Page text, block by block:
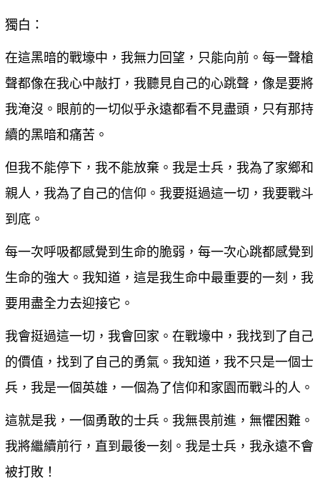
獨白：
在這黑暗的戰壕中，我無力回望，只能向前。每一聲槍
聲都像在我心中敲打，我聽見自己的心跳聲，像是要將
我淹沒。眼前的一切似乎永遠都看不見盡頭，只有那持
續的黑暗和痛苦。
但我不能停下，我不能放棄。我是士兵，我為了家鄉和
親人，我為了自己的信仰。我要挺過這一切，我要戰斗
到底。
每一次呼吸都感覺到生命的脆弱，每一次心跳都感覺到
生命的強大。我知道，這是我生命中最重要的一刻，我
要用盡全力去迎接它。
我會挺過這一切，我會回家。在戰壕中，我找到了自己
的價值，找到了自己的勇氣。我知道，我不只是一個士
兵，我是一個英雄，一個為了信仰和家園而戰斗的人。
這就是我，一個勇敢的士兵。我無畏前進，無懼困難。
我將繼續前行，直到最後一刻。我是士兵，我永遠不會
被打敗！